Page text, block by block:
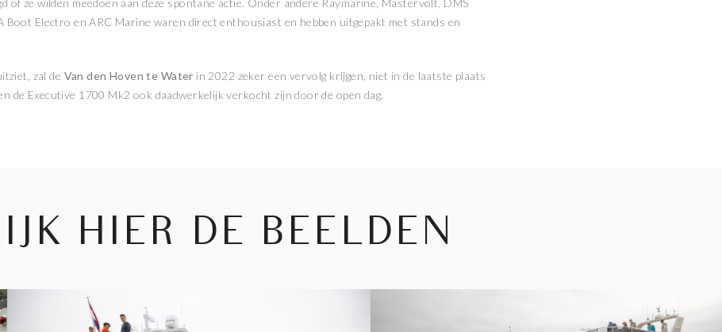
of ze wilden meedoen aan deze spontane actie. Onder andere Raymarine, Mastervolt, DMS
Boot Electro en ARC Marine waren direct enthousiast en hebben uitgepakt met stands en
zal de Van den Hoven te Water in 2022 zeker een vervolg krijgen, niet in de laatste plaats
de Executive 1700 Mk2 ook daadwerkelijk verkocht zijn door de open dag.
HIER DE BEELDEN